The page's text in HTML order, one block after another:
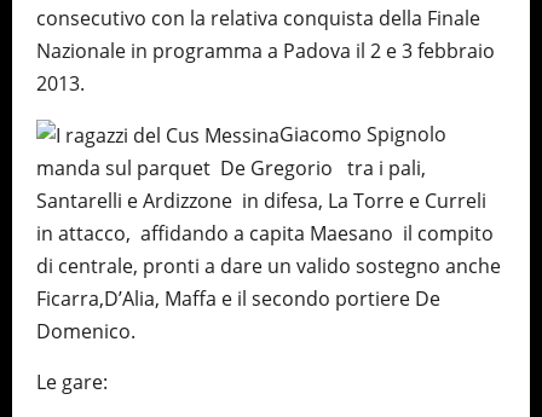
consecutivo con la relativa conquista della Finale
Nazionale in programma a Padova il 2 e 3 febbraio
2013.
Giacomo Spignolo
manda sul parquet De Gregorio tra i pali,
Santarelli e Ardizzone in difesa, La Torre e Curreli
in attacco, affidando a capita Maesano il compito
di centrale, pronti a dare un valido sostegno anche
Ficarra,D’Alia, Maffa e il secondo portiere De
Domenico.
Le gare: